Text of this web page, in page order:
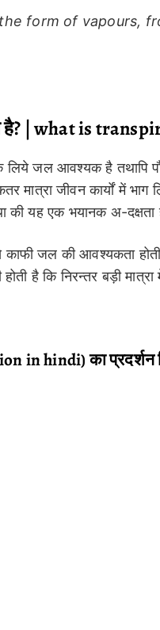
form of vapours,
है? | what is
लिये जल आवश्यक है तथापि
मात्रा जीवन कार्यों में
की यह एक भयानक अ-दक्षता
जल की आवश्यकता होती
है कि निरन्तर बड़ी मात्रा
in hindi) का प्रदर्शन